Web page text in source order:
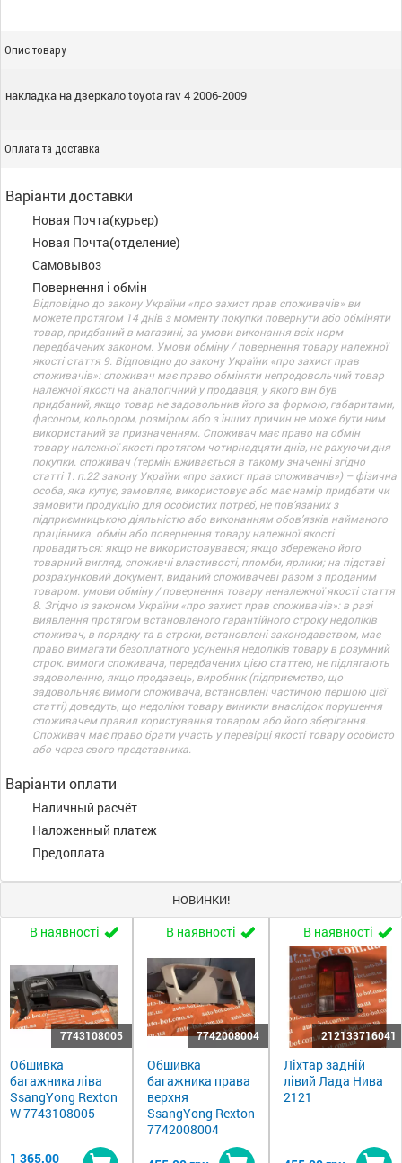
Опис товару
накладка на дзеркало toyota rav 4 2006-2009
Оплата та доставка
Варіанти доставки
Новая Почта(курьер)
Новая Почта(отделение)
Самовывоз
Повернення і обмін
Відповідно до закону України «про захист прав споживачів» ви
можете протягом 14 днів з моменту покупки повернути або обміняти
товар, придбаний в магазині, за умови виконання всіх норм
передбачених законом. Умови обміну / повернення товару належної
якості стаття 9. Відповідно до закону України «про захист прав
споживачів»: споживач має право обміняти непродовольчий товар
належної якості на аналогічний у продавця, у якого він був
придбаний, якщо товар не задовольнив його за формою, габаритами,
фасоном, кольором, розміром або з інших причин не може бути ним
використаний за призначенням. Споживач має право на обмін
товару належної якості протягом чотирнадцяти днів, не рахуючи дня
покупки. споживач (термін вживається в такому значенні згідно
статті 1. п.22 закону України «про захист прав споживачів») – фізична
особа, яка купує, замовляє, використовує або має намір придбати чи
замовити продукцію для особистих потреб, не пов’язаних з
підприємницькою діяльністю або виконанням обов’язків найманого
працівника. обмін або повернення товару належної якості
провадиться: якщо не використовувався; якщо збережено його
товарний вигляд, споживчі властивості, пломби, ярлики; на підставі
розрахунковий документ, виданий споживачеві разом з проданим
товаром. умови обміну / повернення товару неналежної якості стаття
8. Згідно із законом України «про захист прав споживачів»: в разі
виявлення протягом встановленого гарантійного строку недоліків
споживач, в порядку та в строки, встановлені законодавством, має
право вимагати безоплатного усунення недоліків товару в розумний
строк. вимоги споживача, передбачених цією статтею, не підлягають
задоволенню, якщо продавець, виробник (підприємство, що
задовольняє вимоги споживача, встановлені частиною першою цієї
статті) доведуть, що недоліки товару виникли внаслідок порушення
споживачем правил користування товаром або його зберігання.
Споживач має право брати участь у перевірці якості товару особисто
або через свого представника.
Варіанти оплати
Наличный расчёт
Наложенный платеж
Предоплата
НОВИНКИ!
В наявності
7743108005
Обшивка
багажника ліва
SsangYong Rexton
W 7743108005
1 365,00
В наявності
7742008004
Обшивка
багажника права
верхня
SsangYong Rexton
7742008004
В наявності
212133716041
Ліхтар задній
лівий Лада Нива
2121